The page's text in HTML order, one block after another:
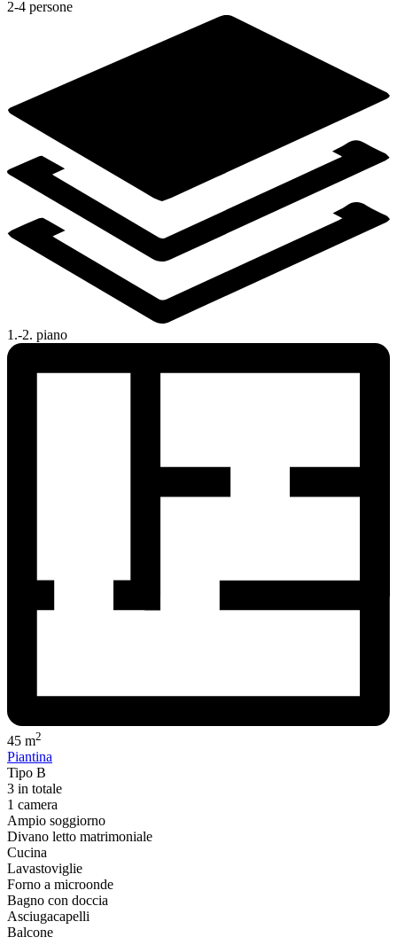
2-4 persone
1.-2. piano
45 m2
Piantina
Tipo B
3 in totale
1 camera
Ampio soggiorno
Divano letto matrimoniale
Cucina
Lavastoviglie
Forno a microonde
Bagno con doccia
Asciugacapelli
Balcone